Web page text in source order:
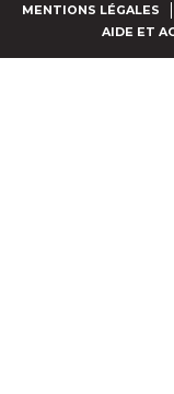
MENTIONS LÉGALES
AIDE ET